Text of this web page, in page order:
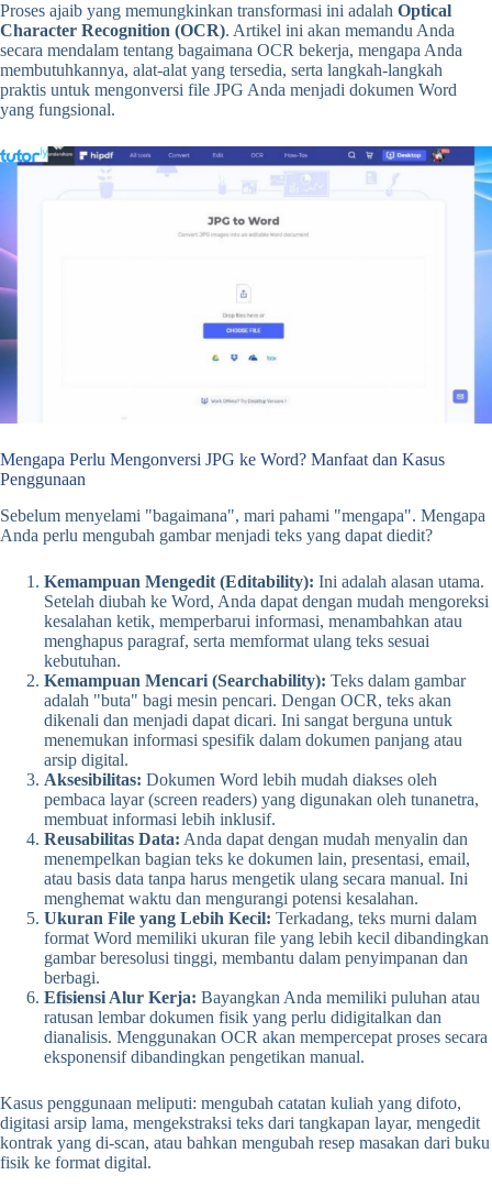
Proses ajaib yang memungkinkan transformasi ini adalah Optical
Character Recognition (OCR). Artikel ini akan memandu Anda
secara mendalam tentang bagaimana OCR bekerja, mengapa Anda
membutuhkannya, alat-alat yang tersedia, serta langkah-langkah
praktis untuk mengonversi file JPG Anda menjadi dokumen Word
yang fungsional.
Mengapa Perlu Mengonversi JPG ke Word? Manfaat dan Kasus
Penggunaan
Sebelum menyelami "bagaimana", mari pahami "mengapa". Mengapa
Anda perlu mengubah gambar menjadi teks yang dapat diedit?
Kemampuan Mengedit (Editability): Ini adalah alasan utama.
Setelah diubah ke Word, Anda dapat dengan mudah mengoreksi
kesalahan ketik, memperbarui informasi, menambahkan atau
menghapus paragraf, serta memformat ulang teks sesuai
kebutuhan.
Kemampuan Mencari (Searchability): Teks dalam gambar
adalah "buta" bagi mesin pencari. Dengan OCR, teks akan
dikenali dan menjadi dapat dicari. Ini sangat berguna untuk
menemukan informasi spesifik dalam dokumen panjang atau
arsip digital.
Aksesibilitas: Dokumen Word lebih mudah diakses oleh
pembaca layar (screen readers) yang digunakan oleh tunanetra,
membuat informasi lebih inklusif.
Reusabilitas Data: Anda dapat dengan mudah menyalin dan
menempelkan bagian teks ke dokumen lain, presentasi, email,
atau basis data tanpa harus mengetik ulang secara manual. Ini
menghemat waktu dan mengurangi potensi kesalahan.
Ukuran File yang Lebih Kecil: Terkadang, teks murni dalam
format Word memiliki ukuran file yang lebih kecil dibandingkan
gambar beresolusi tinggi, membantu dalam penyimpanan dan
berbagi.
Efisiensi Alur Kerja: Bayangkan Anda memiliki puluhan atau
ratusan lembar dokumen fisik yang perlu didigitalkan dan
dianalisis. Menggunakan OCR akan mempercepat proses secara
eksponensif dibandingkan pengetikan manual.
Kasus penggunaan meliputi: mengubah catatan kuliah yang difoto,
digitasi arsip lama, mengekstraksi teks dari tangkapan layar, mengedit
kontrak yang di-scan, atau bahkan mengubah resep masakan dari buku
fisik ke format digital.